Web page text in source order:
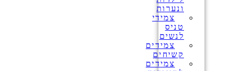
ונערות
צמידי
טניס
לנשים
צמידים
קשיחים
צמידים